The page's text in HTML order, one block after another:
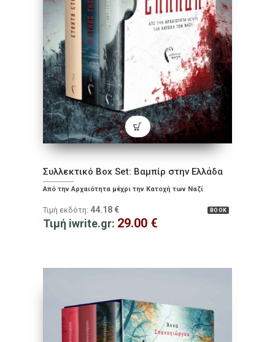
Συλλεκτικό Box Set: Βαμπίρ στην Ελλάδα
Από την Αρχαιότητα μέχρι την Κατοχή των Ναζί
BOOK
Τιμή εκδότη: 44.18 €
Τιμή iwrite.gr: 29.00 €